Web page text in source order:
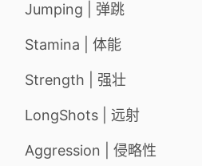
Jumping | 弹跳
Stamina | 体能
Strength | 强壮
LongShots | 远射
Aggression | 侵略性